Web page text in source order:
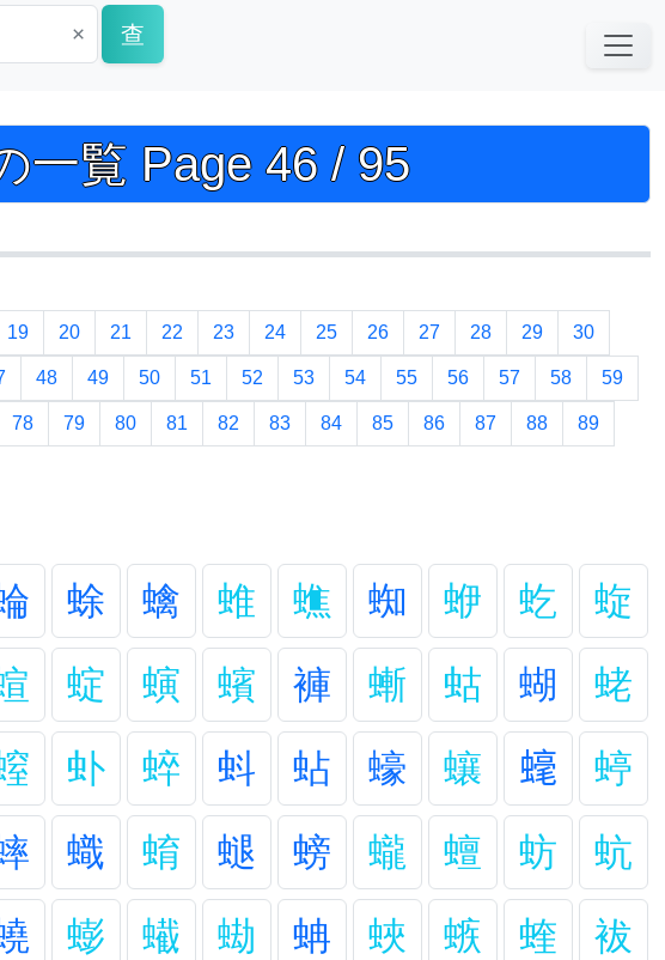
× 查
一覧 Page 46 / 95
19 20 21 22 23 24 25 26 27 28 29 30
48 49 50 51 52 53 54 55 56 57 58 59
78 79 80 81 82 83 84 85 86 87 88 89
蜍 蠄 蜼 蟭 蜘 蛜 虼
蜁
蝊 螾 蠙 褲 螹 蛄 蝴
蛯
虲 蜶 蚪 蛅 蠔 蠰 𧐢
蝏
蟙 蜟 螁 螃 蠬 蟺 蚄
蚢
蟛 蠘 蜐 蚺 蛺 螏 蝰
袚